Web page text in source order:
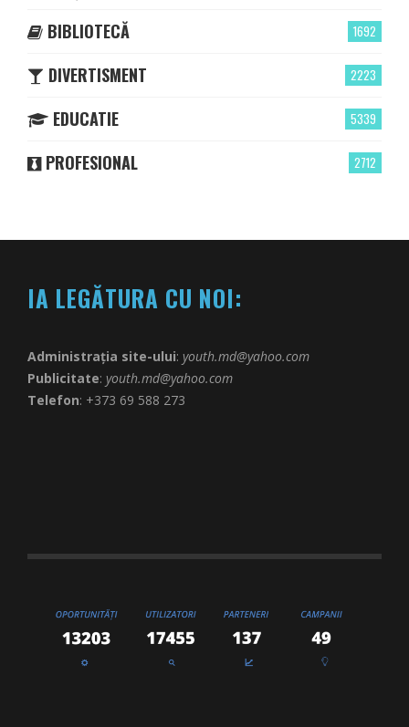
1692
BIBLIOTECĂ
2223
DIVERTISMENT
5339
EDUCATIE
2712
PROFESIONAL
IA LEGĂTURA CU NOI:
Administrația site-ului: youth.md@yahoo.com
Publicitate: youth.md@yahoo.com
Telefon: +373 69 588 273